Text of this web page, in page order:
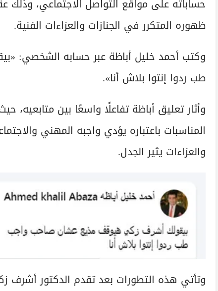
حساباته على مواقع التواصل الاجتماعي، وذلك
ظهوره المتكرر في الجنازات والعزاءات الفنية.
وكتب أحمد خليل أباظة عبر حسابه الشخصي:
طب ردوا إنتوا بلاش أنا».
وأثار تعليق أباظة تفاعلًا واسعًا بين
المناسبات باعتباره يؤدي واجبه المهني
والعزاءات يثير الجدل.
وتأتي هذه التطورات بعد تقدم الدكتور أشرف